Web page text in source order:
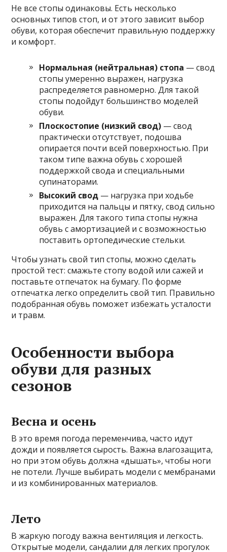
Не все стопы одинаковы. Есть несколько
основных типов стоп, и от этого зависит выбор
обуви, которая обеспечит правильную поддержку
и комфорт.
Нормальная (нейтральная) стопа — свод
стопы умеренно выражен, нагрузка
распределяется равномерно. Для такой
стопы подойдут большинство моделей
обуви.
Плоскостопие (низкий свод) — свод
практически отсутствует, подошва
опирается почти всей поверхностью. При
таком типе важна обувь с хорошей
поддержкой свода и специальными
супинаторами.
Высокий свод — нагрузка при ходьбе
приходится на пальцы и пятку, свод сильно
выражен. Для такого типа стопы нужна
обувь с амортизацией и с возможностью
поставить ортопедические стельки.
Чтобы узнать свой тип стопы, можно сделать
простой тест: смажьте стопу водой или сажей и
поставьте отпечаток на бумагу. По форме
отпечатка легко определить свой тип. Правильно
подобранная обувь поможет избежать усталости
и травм.
Особенности выбора
обуви для разных
сезонов
Весна и осень
В это время погода переменчива, часто идут
дожди и появляется сырость. Важна влагозащита,
но при этом обувь должна «дышать», чтобы ноги
не потели. Лучше выбирать модели с мембранами
и из комбинированных материалов.
Лето
В жаркую погоду важна вентиляция и легкость.
Открытые модели, сандалии для легких прогулок